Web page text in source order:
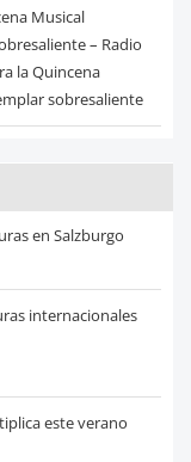
Musical
– Radio
la Quincena
sobresaliente
en Salzburgo
internacionales
este verano